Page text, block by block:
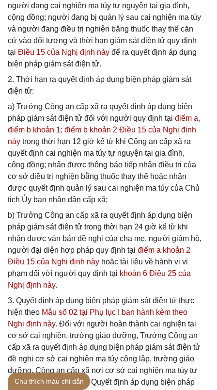
người đang cai nghiện ma túy tự nguyện tại gia đình,
cộng đồng; người đang bị quản lý sau cai nghiện ma túy
và người đang điều trị nghiện bằng thuốc thay thế căn
cứ vào đối tượng và thời hạn giám sát điện tử quy định
tại Điều 15 của Nghị định này để ra quyết định áp dụng
biện pháp giám sát điện tử.
2. Thời hạn ra quyết định áp dụng biện pháp giám sát
điện tử:
a) Trưởng Công an cấp xã ra quyết định áp dụng biện
pháp giám sát điện tử đối với người quy định tại điểm a,
điểm b khoản 1; điểm b khoản 2 Điều 15 của Nghị định
này trong thời hạn 12 giờ kể từ khi Công an cấp xã ra
quyết định cai nghiện ma túy tự nguyện tại gia đình,
cộng đồng; nhận được thông báo tiếp nhận điều trị của
cơ sở điều trị nghiện bằng thuốc thay thế hoặc nhận
được quyết định quản lý sau cai nghiện ma túy của Chủ
tịch Ủy ban nhân dân cấp xã;
b) Trưởng Công an cấp xã ra quyết định áp dụng biện
pháp giám sát điện tử trong thời hạn 24 giờ kể từ khi
nhận được văn bản đề nghị của cha mẹ, người giám hộ,
người đại diện hợp pháp quy định tại điểm a khoản 2
Điều 15 của Nghị định này hoặc tài liệu về hành vi vi
phạm đối với người quy định tại khoản 6 Điều 25 của
Nghị định này.
3. Quyết định áp dụng biện pháp giám sát điện tử thực
hiện theo Mẫu số 02 tại Phụ lục I ban hành kèm theo
Nghị định này. Đối với người hoàn thành cai nghiện tại
cơ sở cai nghiện, trường giáo dưỡng, Trưởng Công an
cấp xã ra quyết định áp dụng biện pháp giám sát điện tử
đề nghị cơ sở cai nghiện ma túy công lập, trường giáo
dưỡng, Công an cấp xã nơi cơ sở cai nghiện ma túy tư
nhân đặt trụ sở thi hành Quyết định áp dụng biện pháp
Chú thích màu chỉ dẫn